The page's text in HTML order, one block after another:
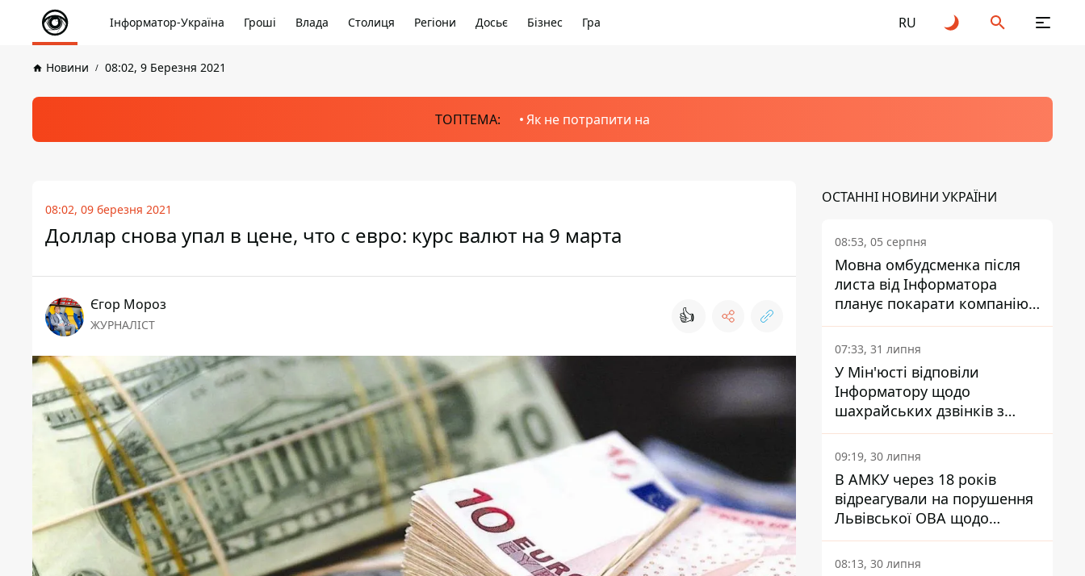
Інформатор-Україна Гроші Влада Столиця Регіони Досьє Бізнес Гра RU
Новини 08:02, 9 Березня 2021
ТОПТЕМА: Як не потрапити на
08:02, 09 березня 2021
Доллар снова упал в цене, что с евро: курс валют на 9 марта
Єгор Мороз
ЖУРНАЛІСТ 👍
ОСТАННІ НОВИНИ УКРАЇНИ
08:53, 05 серпня
Мовна омбудсменка після
листа від Інформатора
планує покарати компанію-
підрядника ПриватБанку
07:33, 31 липня
У Мін'юсті відповіли
Інформатору щодо
шахрайських дзвінків з
камери Сумського СІЗО так,
що ніхто нічого не зрозумів
09:19, 30 липня
В АМКУ через 18 років
відреагували на порушення
Львівської ОВА щодо
харчування у закладах
освіти
08:13, 30 липня